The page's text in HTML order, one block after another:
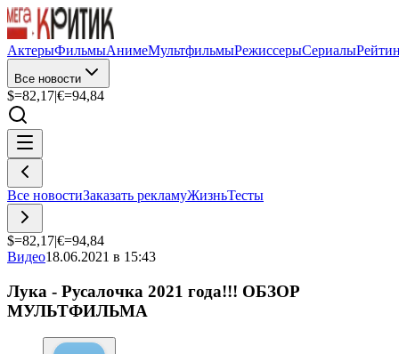
АктерыФильмыАнимеМультфильмыРежиссерыСериалы
Все новости
$=82,17|€=94,84
Все новостиЗаказать рекламуЖизньТесты
$=82,17|€=94,84
Видео18.06.2021 в 15:43
Лука - Русалочка 2021 года!!! ОБЗОР
МУЛЬТФИЛЬМА